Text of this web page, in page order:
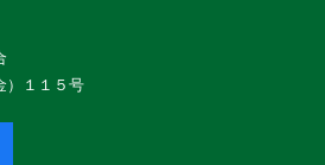
）１１５号